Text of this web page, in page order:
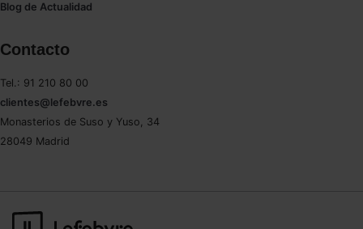
Blog de Actualidad
Contacto
Tel.: 91 210 80 00
clientes@lefebvre.es
Monasterios de Suso y Yuso, 34
28049 Madrid